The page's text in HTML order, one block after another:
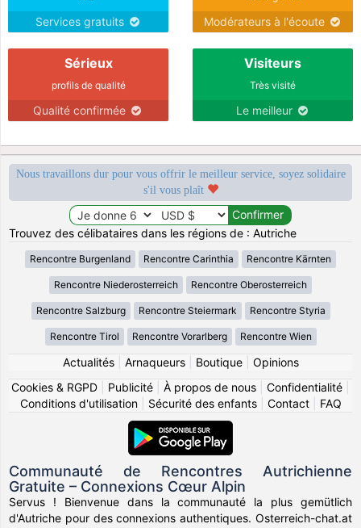
Services gratuits Modérateurs à l'écoute
Sérieux
profils de qualité
Qualité confirmée
Visiteurs
Très visité
Le meilleur
Nous travaillons dur pour vous offrir le meilleur service, soyez solidaire
s'il vous plaît
Trouvez des célibataires dans les régions de : Autriche
Rencontre Burgenland Rencontre Carinthia Rencontre Kärnten
Rencontre Niederosterreich Rencontre Oberosterreich
Rencontre Salzburg Rencontre Steiermark Rencontre Styria
Rencontre Tirol Rencontre Vorarlberg Rencontre Wien
Actualités| Arnaqueurs| Boutique| Opinions
Cookies & RGPD
Publicité À propos de nous Confidentialité
Conditions d'utilisation| Sécurité des enfants| Contact| FAQ
Communauté de Rencontres Autrichienne
Gratuite – Connexions Cœur Alpin
Servus ! Bienvenue dans la communauté la plus gemütlich
d'Autriche pour des connexions authentiques. Osterreich-chat.at